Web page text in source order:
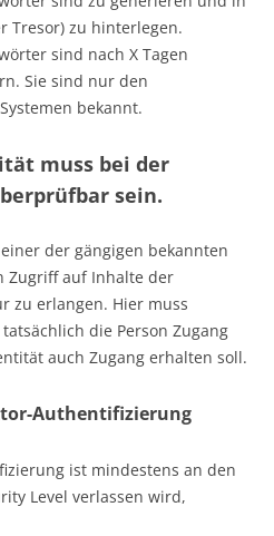
Tresor) zu hinterlegen.
sind nach X Tagen
Sie sind nur den
bekannt.
muss bei der
sein.
der gängigen bekannten
Zugriff auf Inhalte der
zu erlangen. Hier muss
die Person Zugang
auch Zugang erhalten soll.
Authentifizierung
ist mindestens an den
Level verlassen wird,